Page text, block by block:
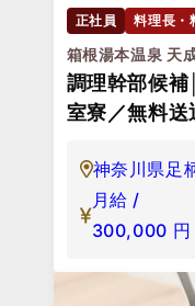
正社員 料理長・
箱根湯本温泉 天
調理幹部候
室寮／無料送
神奈川県足
月給 /
300,000 円